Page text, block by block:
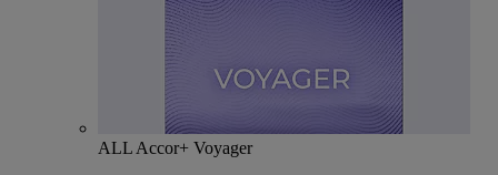
ALL Accor+ Voyager